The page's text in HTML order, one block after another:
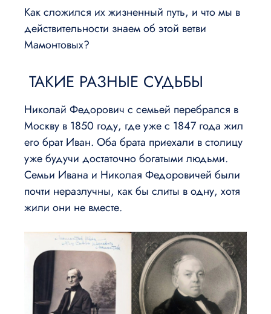
Как сложился их жизненный путь, и что мы в
действительности знаем об этой ветви
Мамонтовых?
ТАКИЕ РАЗНЫЕ СУДЬБЫ
Николай Федорович с семьей перебрался в
Москву в 1850 году, где уже с 1847 года жил
его брат Иван. Оба брата приехали в столицу
уже будучи достаточно богатыми людьми.
Семьи Ивана и Николая Федоровичей были
почти неразлучны, как бы слиты в одну, хотя
жили они не вместе.